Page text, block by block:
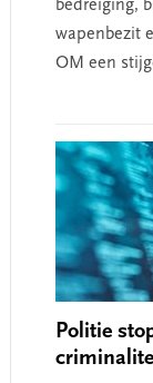
bedreiging,
wapenbezit
OM een
Politie